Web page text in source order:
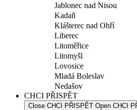
Jablonec nad Nisou
Kadaň
Klášterec nad Ohří
Liberec
Litoměřice
Litomyšl
Lovosice
Mladá Boleslav
Nedašov
CHCI PŘISPĚT
Close CHCI PŘISPĚT Open CHCI